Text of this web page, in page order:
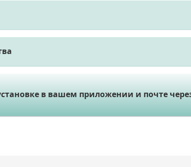
в вашем приложении и почте